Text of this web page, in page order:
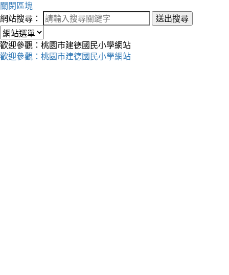
關閉區塊
網站搜尋：
送出搜尋
歡迎參觀：桃園市建德國民小學網站
歡迎參觀：桃園市建德國民小學網站